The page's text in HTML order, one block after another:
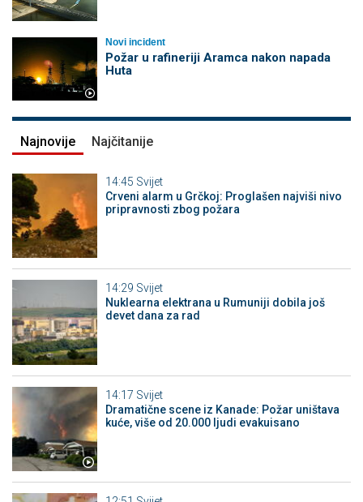
Novi incident
Požar u rafineriji Aramca nakon napada
Huta
Najnovije Najčitanije
14:45 Svijet
Crveni alarm u Grčkoj: Proglašen najviši nivo
pripravnosti zbog požara
14:29 Svijet
Nuklearna elektrana u Rumuniji dobila još
devet dana za rad
14:17 Svijet
Dramatične scene iz Kanade: Požar uništava
kuće, više od 20.000 ljudi evakuisano